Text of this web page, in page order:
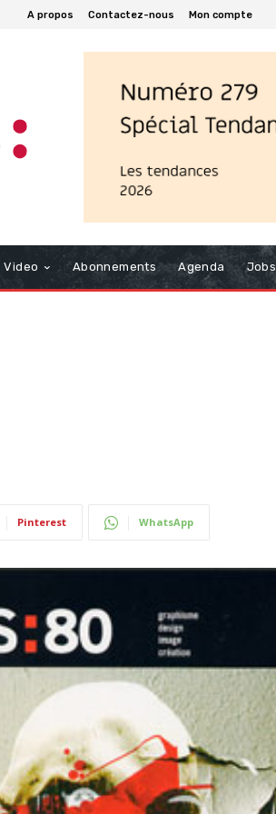
A propos Contactez-nous Mon compte
Video Abonnements Agenda Jobs
Pinterest WhatsApp